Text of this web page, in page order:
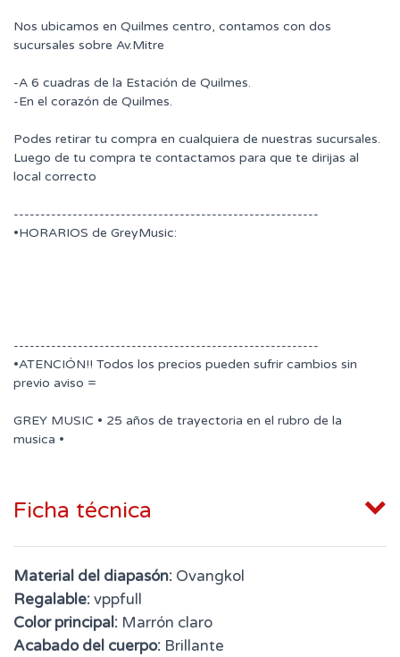
Nos ubicamos en Quilmes centro, contamos con dos
sucursales sobre Av.Mitre
-A 6 cuadras de la Estación de Quilmes.
-En el corazón de Quilmes.
Podes retirar tu compra en cualquiera de nuestras sucursales.
Luego de tu compra te contactamos para que te dirijas al
local correcto
---------------------------------------------------------
•HORARIOS de GreyMusic:
---------------------------------------------------------
•ATENCIÓN!! Todos los precios pueden sufrir cambios sin
previo aviso =
GREY MUSIC • 25 años de trayectoria en el rubro de la
musica •
Ficha técnica
Material del diapasón: Ovangkol
Regalable:vppfull
Color principal: Marrón claro
Acabado del cuerpo: Brillante